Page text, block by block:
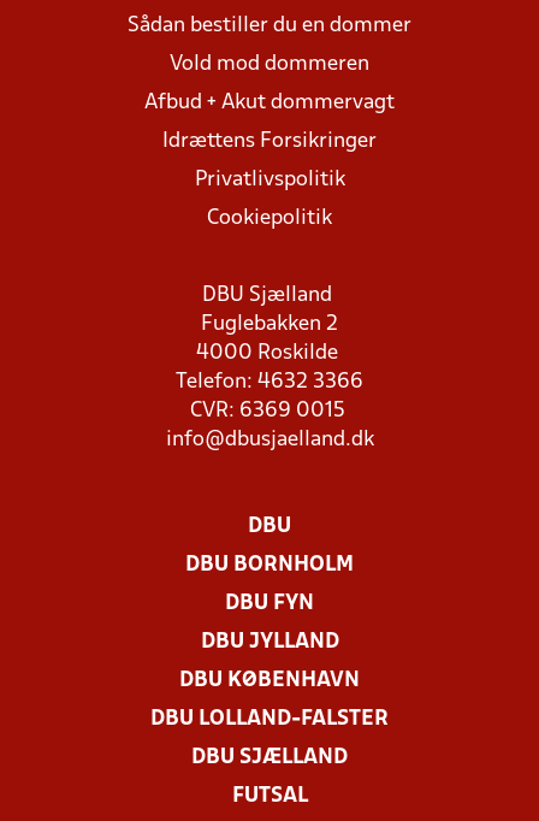
Sådan bestiller du en dommer
Vold mod dommeren
Afbud + Akut dommervagt
Idrættens Forsikringer
Privatlivspolitik
Cookiepolitik
DBU Sjælland
Fuglebakken 2
4000 Roskilde
Telefon: 4632 3366
CVR: 6369 0015
info@dbusjaelland.dk
DBU
DBU BORNHOLM
DBU FYN
DBU JYLLAND
DBU KØBENHAVN
DBU LOLLAND-FALSTER
DBU SJÆLLAND
FUTSAL